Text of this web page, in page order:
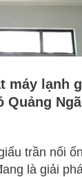
máy lạnh
Quảng
trần nối
là giải